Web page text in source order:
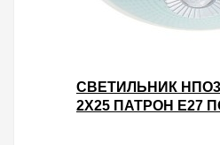
СВЕТИЛЬНИК
2Х25 ПАТРОН Е27